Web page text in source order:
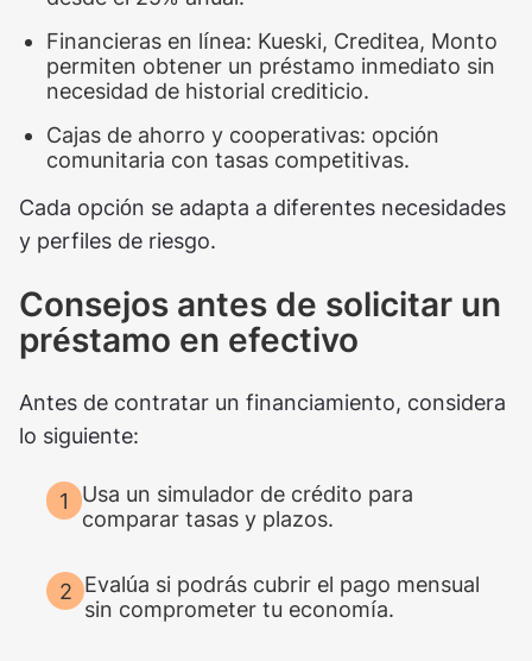
Financieras en línea: Kueski, Creditea, Monto
permiten obtener un préstamo inmediato sin
necesidad de historial crediticio.
Cajas de ahorro y cooperativas: opción
comunitaria con tasas competitivas.
Cada opción se adapta a diferentes necesidades
y perfiles de riesgo.
Consejos antes de solicitar un
préstamo en efectivo
Antes de contratar un financiamiento, considera
lo siguiente:
Usa un simulador de crédito para
comparar tasas y plazos.
Evalúa si podrás cubrir el pago mensual
sin comprometer tu economía.